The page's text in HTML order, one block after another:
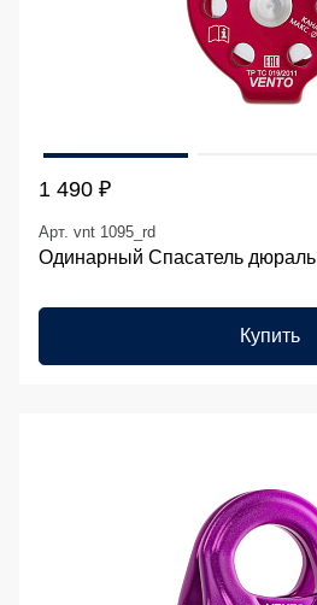
1 490 ₽
Арт. vnt 1095_rd
Одинарный Спасатель дюраль
Купить